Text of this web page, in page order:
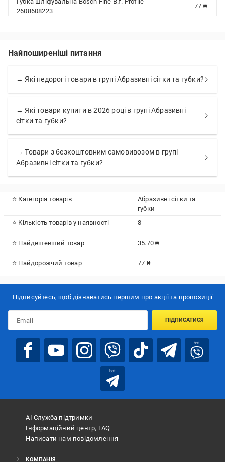
2608608223
77 ₴
Найпоширеніші питання
→ Які недорогі товари в групі Абразивні сітки та губки?
→ Які товари купити в 2026 році в групі Абразивні
сітки та губки?
→ Товари з безкоштовним самовивозом в групі
Абразивні сітки та губки?
⭐ Категорія товарів
Абразивні сітки та
губки
⭐ Кількість товарів у наявності
8
⭐ Найдешевший товар 35.70 ₴
⭐ Найдорожчий товар 77 ₴
Підписуйтесь, щоб дізнаватись першим про акції та пропозиції
ПІДПИСАТИСЯ
bot
bot
АІ Служба підтримки
Інформаційний центр, FAQ
Написати нам повідомлення
КОМПАНІЯ